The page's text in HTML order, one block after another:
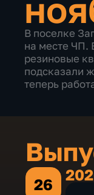
В поселке
на месте ЧП.
резиновые
подсказали
теперь
26